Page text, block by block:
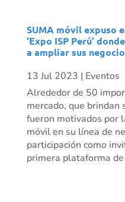
SUMA móvil expuso
‘Expo ISP Perú’
a ampliar sus
13 Jul 2023 | Eventos
Alrededor de 50
mercado, que brindan
fueron motivados por
móvil en su línea de
participación como
primera plataforma